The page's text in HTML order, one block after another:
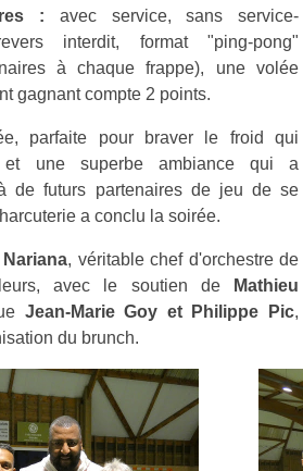
: avec service, sans service-
interdit, format "ping-pong"
à chaque frappe), une volée
gagnant compte 2 points.
parfaite pour braver le froid qui
une superbe ambiance qui a
de futurs partenaires de jeu de se
a conclu la soirée.
, véritable chef d'orchestre de
avec le soutien de
Mathieu
Jean-Marie Goy et Philippe Pic,
du brunch.